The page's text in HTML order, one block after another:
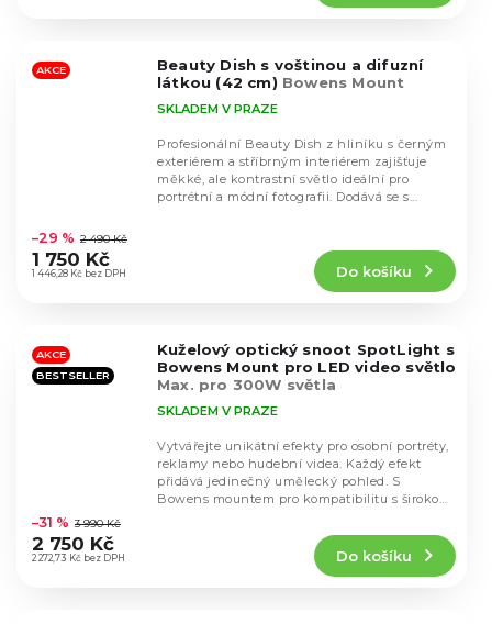
hvězdiček.
AKCE
Beauty Dish s voštinou a difuzní
látkou (42 cm) Bowens Mount
hodnocení
produktu
je
hvězdiček.
SKLADEM V PRAZE
1 446,28 Kč bez DPH
–29 % 2 490 Kč
1 750 Kč
Do košíku
Profesionální Beauty Dish z hliníku s černým
exteriérem a stříbrným interiérem zajišťuje
měkké, ale kontrastní světlo ideální pro
portrétní a módní fotografii. Dodává se s...
AKCE
BESTSELLER
Kuželový optický snoot SpotLight s
Bowens Mount pro LED video světlo
Max. pro 300W světla
hodnocení
produktu
je
SKLADEM V PRAZE
2 272,73 Kč bez DPH
–31 % 3 990 Kč
2 750 Kč
Do košíku
Vytvářejte unikátní efekty pro osobní portréty,
reklamy nebo hudební videa. Každý efekt
přidává jedinečný umělecký pohled. S
Bowens mountem pro kompatibilitu s širokou